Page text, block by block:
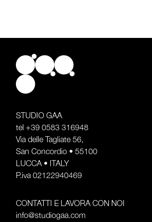
STUDIO GAA
tel +39 0583 316948
Via delle Tagliate 56,
San Concordio • 55100
LUCCA • ITALY
P.iva 02122940469
CONTATTI E LAVORA CON NOI
info@studiogaa.com